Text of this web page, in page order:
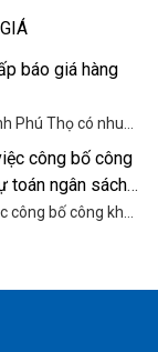
báo giá hàng
Phú Thọ có nhu
làm cơ sở tổ
cung cấp động
Bệnh viện Mắt
công bố công
toán ngân sách
công bố công khai